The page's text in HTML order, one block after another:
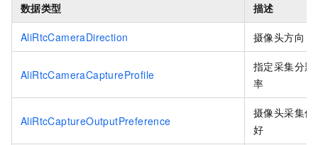
数据类型 描述
AliRtcCameraDirection 摄像头方向
AliRtcCameraCaptureProfile
指定采集分辨
率
AliRtcCaptureOutputPreference
摄像头采集偏
好